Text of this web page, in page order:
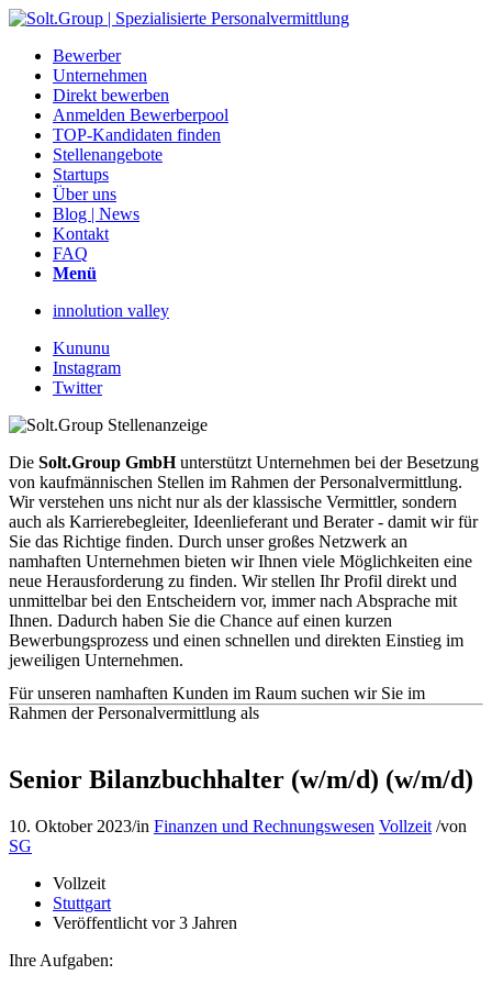
Bewerber
Unternehmen
Direkt bewerben
Anmelden Bewerberpool
TOP-Kandidaten finden
Stellenangebote
Startups
Über uns
Blog | News
Kontakt
FAQ
Menü
innolution valley
Kununu
Instagram
Twitter
Die Solt.Group GmbHunterstützt Unternehmen bei der Besetzung
von kaufmännischen Stellen im Rahmen der Personalvermittlung.
Wir verstehen uns nicht nur als der klassische Vermittler, sondern
auch als Karrierebegleiter, Ideenlieferant und Berater - damit wir für
Sie das Richtige finden. Durch unser großes Netzwerk an
namhaften Unternehmen bieten wir Ihnen viele Möglichkeiten eine
neue Herausforderung zu finden. Wir stellen Ihr Profil direkt und
unmittelbar bei den Entscheidern vor, immer nach Absprache mit
Ihnen. Dadurch haben Sie die Chance auf einen kurzen
Bewerbungsprozess und einen schnellen und direkten Einstieg im
jeweiligen Unternehmen.
Für unseren namhaften Kunden im Raum suchen wir Sie im
Rahmen der Personalvermittlung als
Senior Bilanzbuchhalter (w/m/d) (w/m/d)
10. Oktober 2023/in Finanzen und Rechnungswesen Vollzeit /von
SG
Vollzeit
Stuttgart
Veröffentlicht vor 3 Jahren
Ihre Aufgaben: